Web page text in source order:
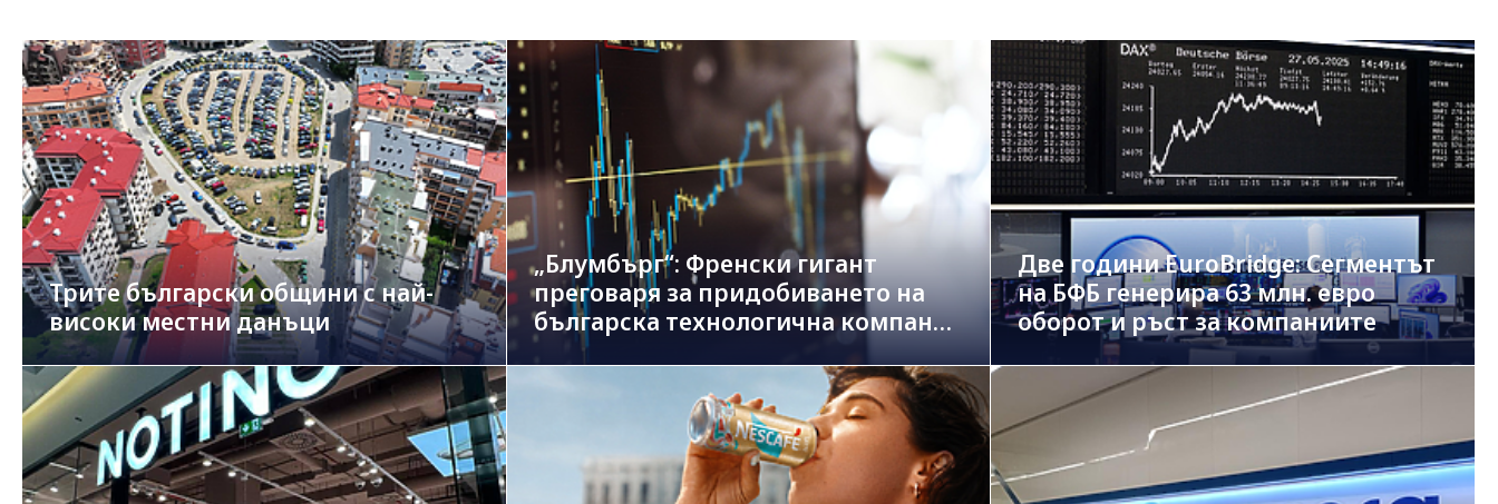
Трите български общини с най-
високи местни данъци
„Блумбърг“: Френски гигант
преговаря за придобиването на
българска технологична компания
в сделка за 1.3 млрд. евро
Две години EuroBridge: Сегментът
на БФБ генерира 63 млн. евро
оборот и ръст за компаниите